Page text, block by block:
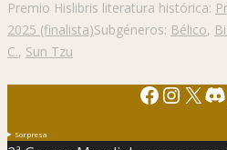
Premio Hislibris literatura histórica:
2025 (finalista)Subgéneros: Bélico,
C., Sun Tzu
X
Sorpresa